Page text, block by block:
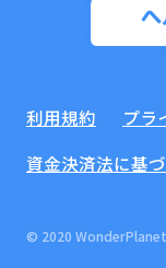
利用規約 プラ
資金決済法に基
© 2020